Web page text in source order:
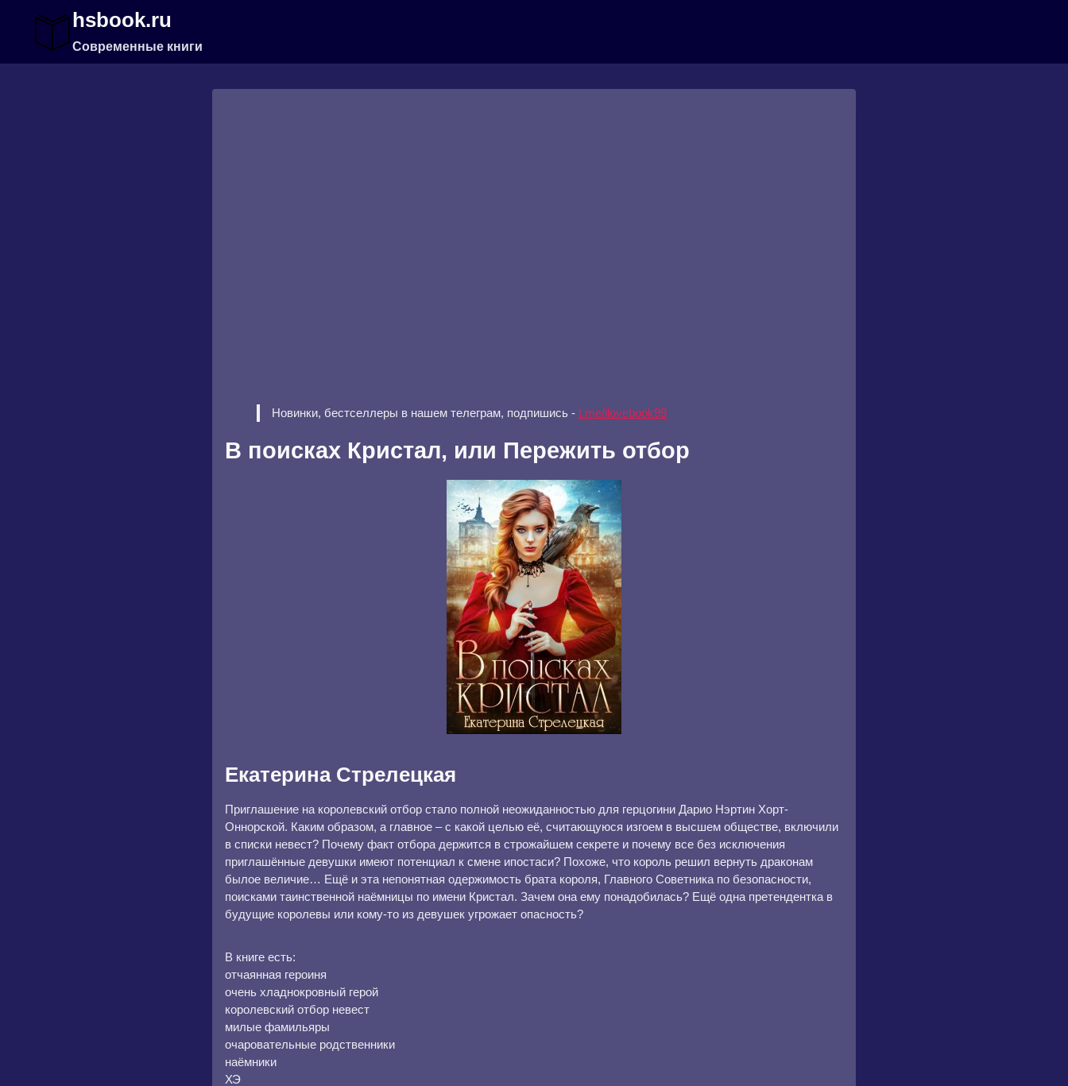
содержимому
hsbook.ru
Современные книги
Новинки, бестселлеры в нашем телеграм, подпишись - t.me/ilovebook99
В поисках Кристал, или Пережить отбор
Екатерина Стрелецкая
Приглашение на королевский отбор стало полной неожиданностью для герцогини Дарио Нэртин Хорт-
Оннорской. Каким образом, а главное – с какой целью её, считающуюся изгоем в высшем обществе, включили
в списки невест? Почему факт отбора держится в строжайшем секрете и почему все без исключения
приглашённые девушки имеют потенциал к смене ипостаси? Похоже, что король решил вернуть драконам
былое величие… Ещё и эта непонятная одержимость брата короля, Главного Советника по безопасности,
поисками таинственной наёмницы по имени Кристал. Зачем она ему понадобилась? Ещё одна претендентка в
будущие королевы или кому-то из девушек угрожает опасность?
В книге есть:
отчаянная героиня
очень хладнокровный герой
королевский отбор невест
милые фамильяры
очаровательные родственники
наёмники
ХЭ